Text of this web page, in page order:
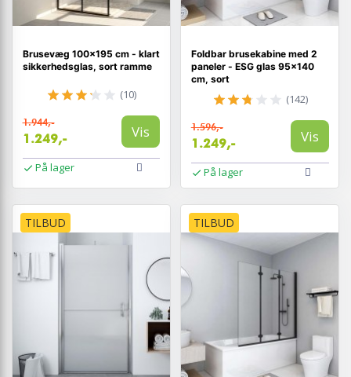
Brusevæg 100×195 cm - klart
sikkerhedsglas, sort ramme
(10)
1.944,-
1.249,- Vis
På lager
Foldbar brusekabine med 2
paneler - ESG glas 95×140
cm, sort
(142)
1.596,-
1.249,- Vis
På lager
TILBUD TILBUD